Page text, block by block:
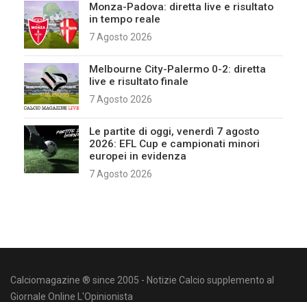
Monza-Padova: diretta live e risultato
in tempo reale
7 Agosto 2026
Melbourne City-Palermo 0-2: diretta
live e risultato finale
7 Agosto 2026
Le partite di oggi, venerdì 7 agosto
2026: EFL Cup e campionati minori
europei in evidenza
7 Agosto 2026
Calciomagazine ® since 2005 - Notizie Calcio supplemento al
Giornale Online L'Opinionista